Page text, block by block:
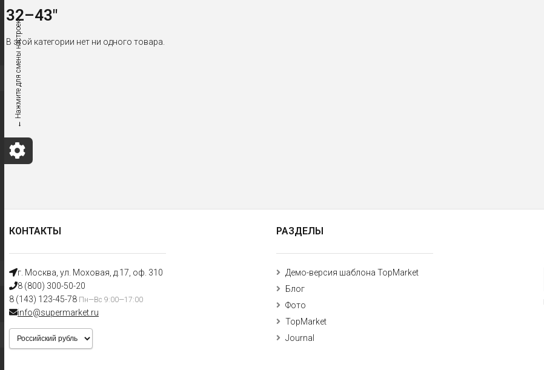
32–43"
В этой категории нет ни одного товара.
КОНТАКТЫ
г. Москва, ул. Моховая, д.17, оф. 310
8 (800) 300-50-20
8 (143) 123-45-78 Пн—Вс 9:00—17:00
info@supermarket.ru
РАЗДЕЛЫ
Демо-версия шаблона TopMarket
Блог
Фото
TopMarket
Journal
← Нажмите для смены настроек